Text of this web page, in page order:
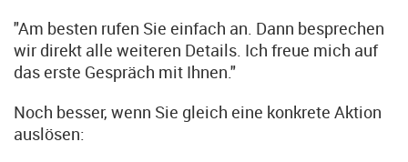
"Am besten rufen Sie einfach an. Dann besprechen
wir direkt alle weiteren Details. Ich freue mich auf
das erste Gespräch mit Ihnen."
Noch besser, wenn Sie gleich eine konkrete Aktion
auslösen: